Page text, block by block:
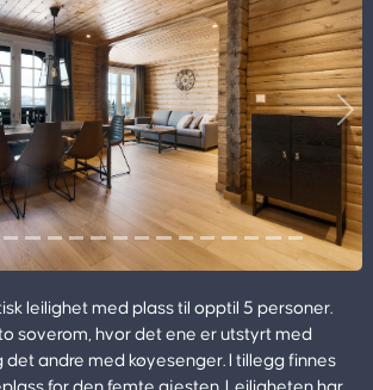
Next
leilighet med plass til opptil 5 personer.
soverom, hvor det ene er utstyrt med
andre med køyesenger. I tillegg finnes